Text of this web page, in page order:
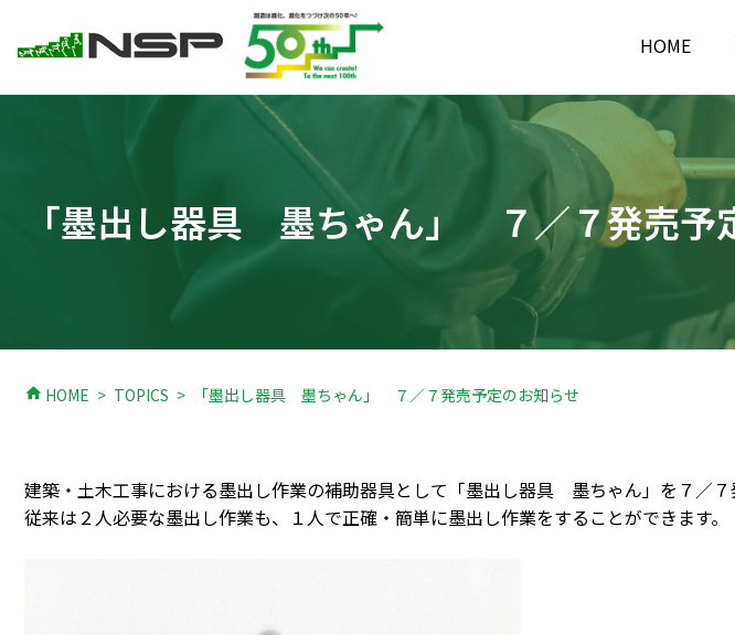
HOME
「墨出し器具 墨ちゃん」 ７／７発売予
home HOME TOPICS 「墨出し器具 墨ちゃん」 ７／７発売予定のお知らせ
建築・土木工事における墨出し作業の補助器具として「墨出し器具 墨ちゃん」を７／７
従来は２人必要な墨出し作業も、１人で正確・簡単に墨出し作業をすることができます。